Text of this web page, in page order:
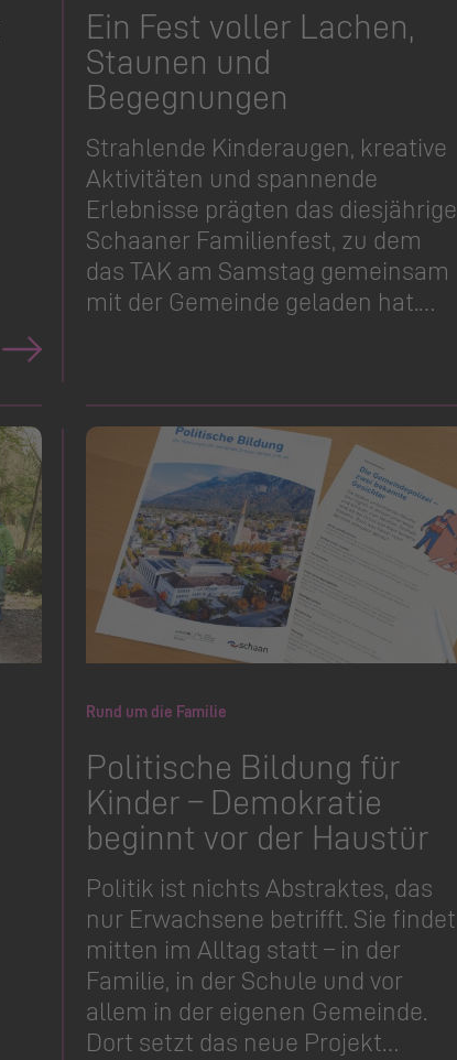
Ein Fest voller Lachen,
Staunen und
Begegnungen
Strahlende Kinderaugen, kreative
Aktivitäten und spannende
Erlebnisse prägten das diesjährige
Schaaner Familienfest, zu dem
das TAK am Samstag gemeinsam
mit der Gemeinde geladen hat.…
Rund um die Familie
Politische Bildung für
Kinder – Demokratie
beginnt vor der Haustür
Politik ist nichts Abstraktes, das
nur Erwachsene betrifft. Sie findet
mitten im Alltag statt – in der
Familie, in der Schule und vor
allem in der eigenen Gemeinde.
Dort setzt das neue Projekt…